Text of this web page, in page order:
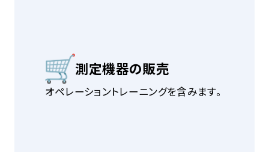
測定機器の販売
オペレーショントレーニングを含みます。